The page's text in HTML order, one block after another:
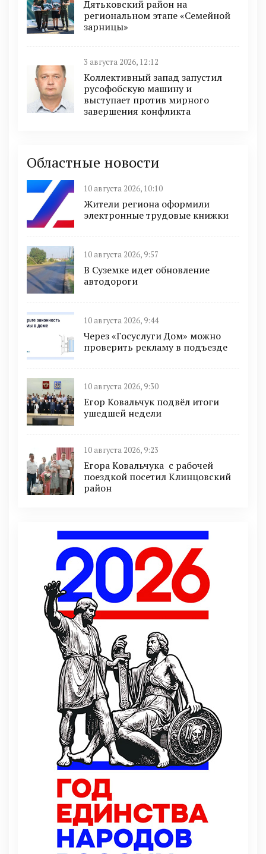
Дятьковский район на
региональном этапе «Семейной
зарницы»
3 августа 2026, 12:12
Коллективный запад запустил
русофобскую машину и
выступает против мирного
завершения конфликта
Областные новости
10 августа 2026, 10:10
Жители региона оформили
электронные трудовые книжки
10 августа 2026, 9:57
В Суземке идет обновление
автодороги
10 августа 2026, 9:44
Через «Госуслуги Дом» можно
проверить рекламу в подъезде
10 августа 2026, 9:30
Егор Ковальчук подвёл итоги
ушедшей недели
10 августа 2026, 9:23
Егора Ковальчука с рабочей
поездкой посетил Клинцовский
район